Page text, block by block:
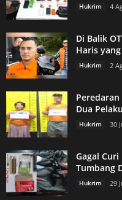
Hukrim 4
Di Balik
Haris
Hukrim 2
Dua
Hukrim 30
Gagal
Tumbang
Hukrim 29